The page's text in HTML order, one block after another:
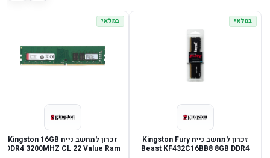
במלאי
זכרון למחשב נייח Kingston Fury
Beast KF432C16BB8 8GB DDR4
במלאי
זכרון למחשב נייח Kingston 16GB
DDR4 3200MHZ CL 22 Value Ram